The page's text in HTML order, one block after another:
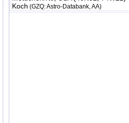
Koch (GZQ: Astro-Databank, AA)